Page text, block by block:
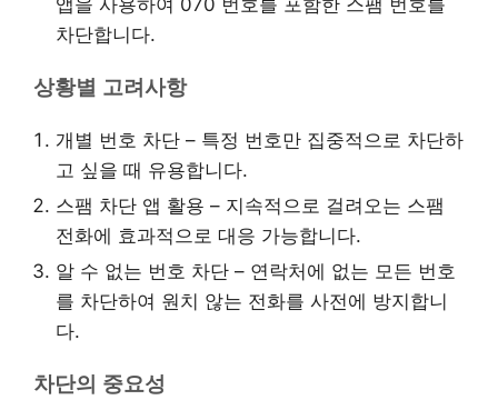
앱을 사용하여 070 번호를 포함한 스팸 번호를
차단합니다.
상황별 고려사항
개별 번호 차단 – 특정 번호만 집중적으로 차단하
고 싶을 때 유용합니다.
스팸 차단 앱 활용 – 지속적으로 걸려오는 스팸
전화에 효과적으로 대응 가능합니다.
알 수 없는 번호 차단 – 연락처에 없는 모든 번호
를 차단하여 원치 않는 전화를 사전에 방지합니
다.
차단의 중요성